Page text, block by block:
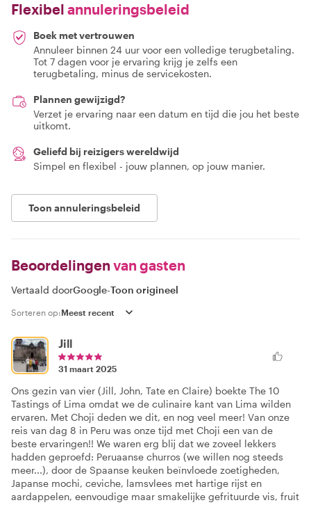
Flexibel annuleringsbeleid
Boek met vertrouwen
Annuleer binnen 24 uur voor een volledige terugbetaling.
Tot 7 dagen voor je ervaring krijg je zelfs een
terugbetaling, minus de servicekosten.
Plannen gewijzigd?
Verzet je ervaring naar een datum en tijd die jou het beste
uitkomt.
Geliefd bij reizigers wereldwijd
Simpel en flexibel - jouw plannen, op jouw manier.
Toon annuleringsbeleid
Beoordelingen van gasten
Vertaald doorGoogle-Toon origineel
Sorteren op:
Jill
31 maart 2025
Ons gezin van vier (Jill, John, Tate en Claire) boekte The 10
Tastings of Lima omdat we de culinaire kant van Lima wilden
ervaren. Met Choji deden we dit, en nog veel meer! Van onze
reis van dag 8 in Peru was onze tijd met Choji een van de
beste ervaringen!! We waren erg blij dat we zoveel lekkers
hadden geproefd: Peruaanse churros (we willen nog steeds
meer...), door de Spaanse keuken beïnvloede zoetigheden,
Japanse mochi, ceviche, lamsvlees met hartige rijst en
aardappelen, eenvoudige maar smakelijke gefrituurde vis, fruit